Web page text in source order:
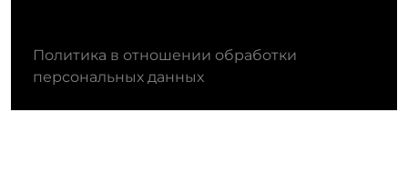
Политика в отношении обработки
персональных данных